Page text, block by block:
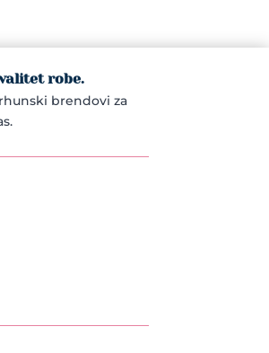
robe.
brendovi za